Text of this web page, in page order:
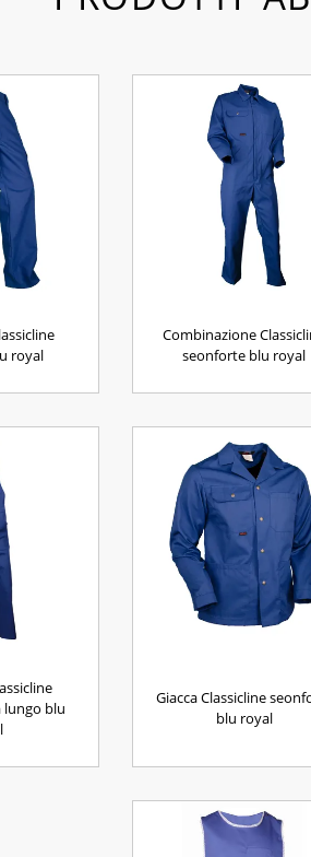
royal
Combinazione
seonforte blu royal
blu
Giacca Classicline
blu royal